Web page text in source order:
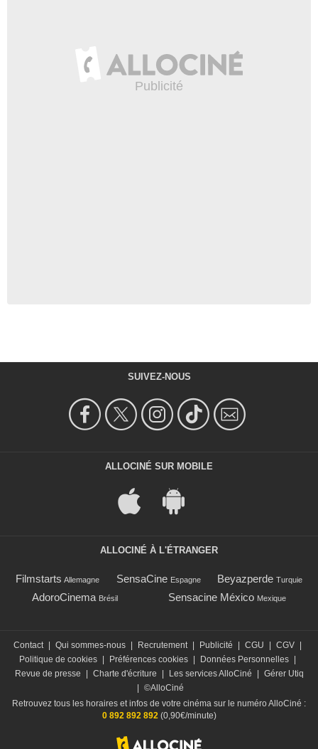
SUIVEZ-NOUS
ALLOCINÉ SUR MOBILE
ALLOCINÉ À L'ÉTRANGER
Filmstarts Allemagne SensaCine Espagne Beyazperde Turquie
AdoroCinema Brésil Sensacine México Mexique
Contact Qui sommes-nous Recrutement Publicité CGU CGV
Politique de cookies
Préférences cookies Données Personnelles
Revue de presse
Charte d'écriture Les services AlloCiné
Gérer Utiq
©AlloCiné
Retrouvez tous les horaires et infos de votre cinéma sur le numéro AlloCiné :
0 892 892 892(0,90€/minute)